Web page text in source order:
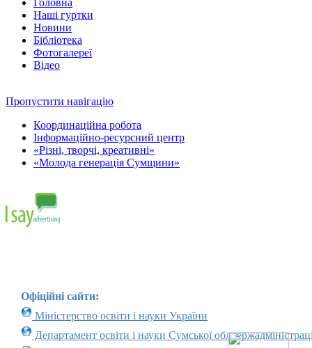
Головна
Наші гуртки
Новини
Бібліотека
Фотогалереї
Відео
Пропустити навігацію
Координаційна робота
Інформаційно-ресурсний центр
«Різні, творчі, креативні»
«Молода генерація Сумщини»
Офіційні сайти:
Міністерство освіти і науки України
Департамент освіти і науки Сумської